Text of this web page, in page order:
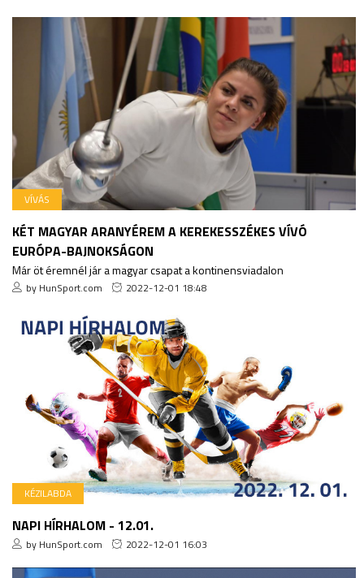
VÍVÁS
KÉT MAGYAR ARANYÉREM A KEREKESSZÉKES VÍVÓ
EURÓPA-BAJNOKSÁGON
Már öt éremnél jár a magyar csapat a kontinensviadalon
by HunSport.com 2022-12-01 18:48
KÉZILABDA
NAPI HÍRHALOM - 12.01.
by HunSport.com 2022-12-01 16:03